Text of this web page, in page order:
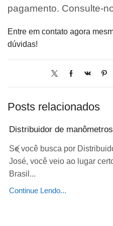
pagamento. Consulte-
Entre em contato agora
dúvidas!
Posts relacionados
Distribuidor de
Se você busca por
José, você veio ao lugar
Brasil...
Continue Lendo...